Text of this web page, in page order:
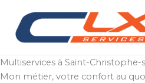
contenu
Multiservices à Saint-Christophe-
Mon métier, votre confort au